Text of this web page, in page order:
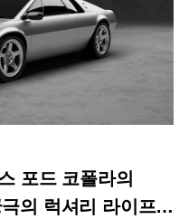
포드 코폴라의
의 럭셔리 라이프